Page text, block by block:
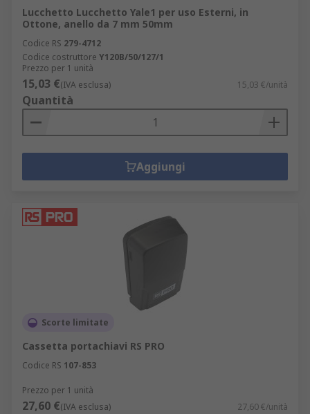
Lucchetto Lucchetto Yale1 per uso Esterni, in
Ottone, anello da 7 mm 50mm
Codice RS 279-4712
Codice costruttore Y120B/50/127/1
Prezzo per 1 unità
15,03 €(IVA esclusa) 15,03 €/unità
Quantità
Aggiungi
Scorte limitate
Cassetta portachiavi RS PRO
Codice RS 107-853
Prezzo per 1 unità
27,60 €(IVA esclusa) 27,60 €/unità